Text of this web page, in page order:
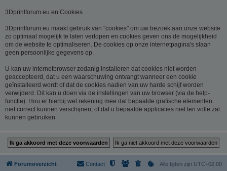
3Dprintforum.eu en Cookies
3Dprintforum.eu maakt gebruik van "cookies" om uw bezoek aan onze website
zo optimaal mogelijk te laten verlopen en cookies geven ons de mogelijkheid
om de website te optimaliseren. De cookies op onze internetpagina's slaan
geen persoonlijke gegevens op.
U kan uw internetbrowser zodanig installeren dat cookies niet worden
geaccepteerd, dat u een waarschuwing ontvangt wanneer een cookie
geïnstalleerd wordt of dat de cookies nadien van uw harde schijf worden
verwijderd. Dit kan u doen via de instellingen van uw browser (via de help-
functie). Hou er hierbij wel rekening mee dat bepaalde grafische elementen
niet correct kunnen verschijnen, of dat u bepaalde applicaties niet ten volle zal
kunnen gebruiken.
Forumoverzicht Alle tijden zijn UTC+02:00
Contact